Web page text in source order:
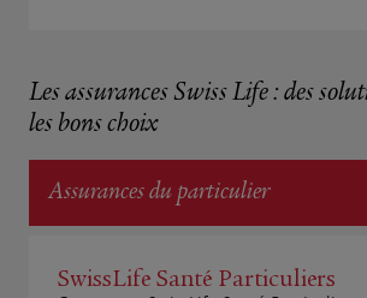
Les assurances Swiss Life : des
les bons choix
Assurances du particulier
SwissLife Santé Particuliers